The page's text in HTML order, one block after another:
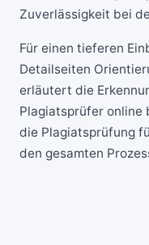
Zuverlässigkeit bei
Für einen tieferen
Detailseiten
erläutert die
Plagiatsprüfer online
die Plagiatsprüfung
den gesamten